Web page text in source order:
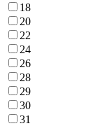
18
20
22
24
26
28
29
30
31